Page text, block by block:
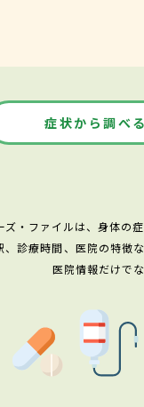
症状から調べる
ズ・ファイルは、身体の
診療時間、医院の特徴
医院情報だけで